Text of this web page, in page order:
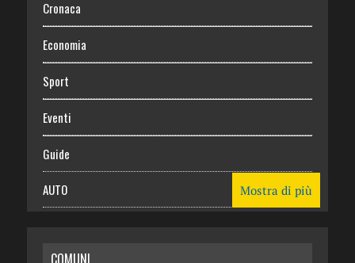
Cronaca
Economia
Sport
Eventi
Guide
AUTO Mostra di più